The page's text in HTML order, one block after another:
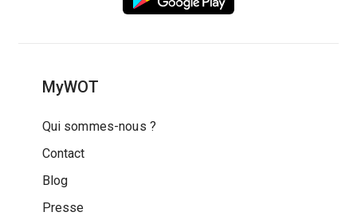
MyWOT
Qui sommes-nous ?
Contact
Blog
Presse